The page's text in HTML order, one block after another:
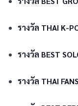
รางวัล THAI K-
รางวัล BEST
รางวัล THAI